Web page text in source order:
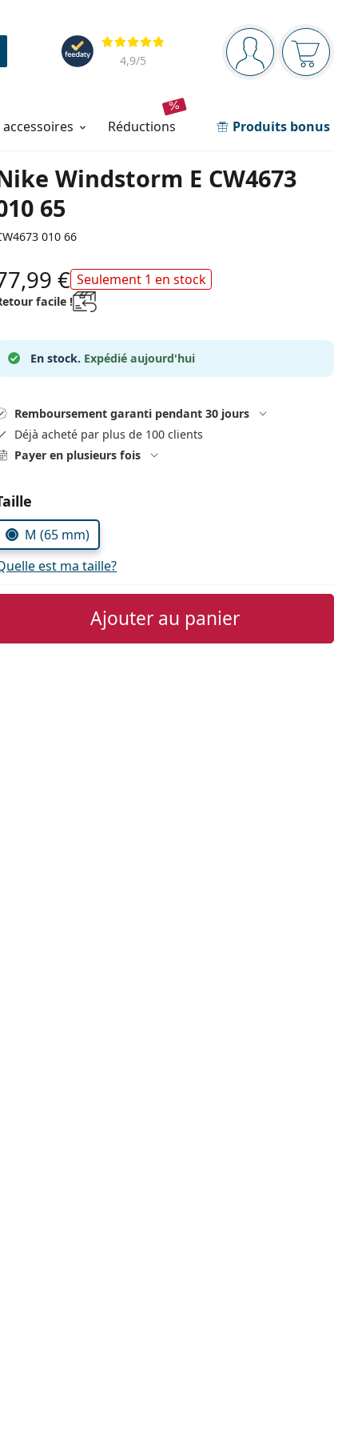
Barre de navigation
Vous êtesVotre
Évaluation
4,9/5
réductions Produits bonus
Windstorm E CW4673
65
010 66
€ Seulement 1 en stock
facile !
En stock. Expédié aujourd'hui
Remboursement garanti pendant 30 jours
Déjà acheté par plus de 100 clients
Payer en plusieurs fois
les paramètres
M (65 mm)
est ma taille?
Ajouter au panier